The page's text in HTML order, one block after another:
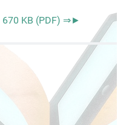
KB (PDF) ⇒►